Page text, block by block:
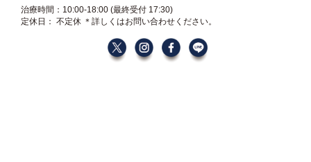
治療時間：10:00-18:00 (最終受付 17:30)
定休日： 不定休 ＊詳しくはお問い合わせください。